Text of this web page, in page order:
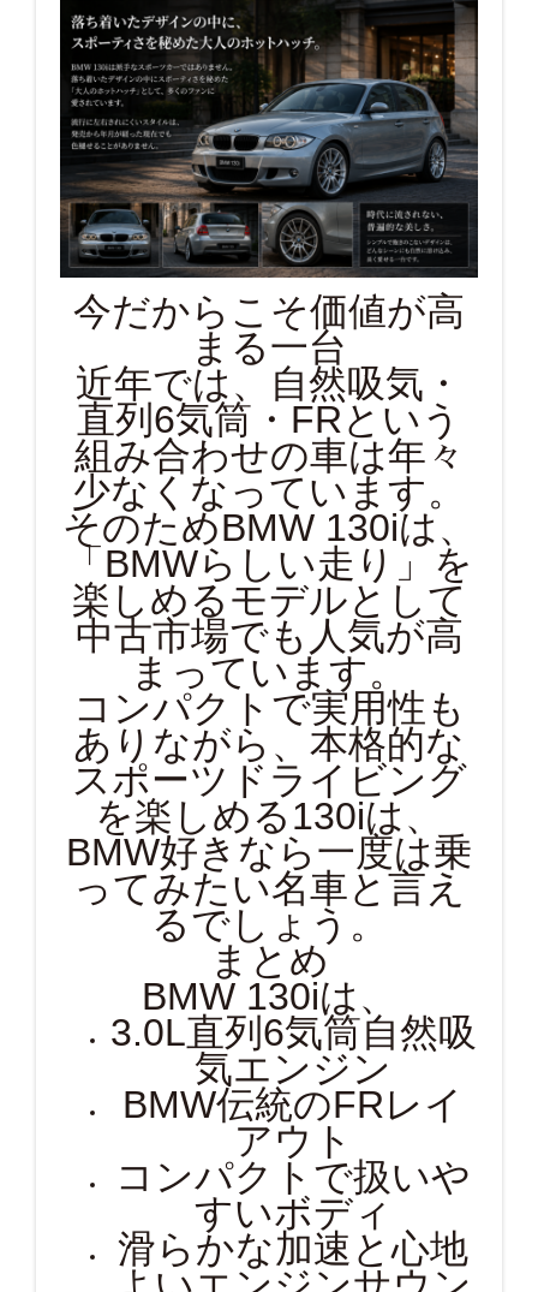
今だからこそ価値が高
まる一台
近年では、自然吸気・
直列6気筒・FRという
組み合わせの車は年々
少なくなっています。
そのためBMW 130iは、
「BMWらしい走り」を
楽しめるモデルとして
中古市場でも人気が高
まっています。
コンパクトで実用性も
ありながら、本格的な
スポーツドライビング
を楽しめる130iは、
BMW好きなら一度は乗
ってみたい名車と言え
るでしょう。
まとめ
BMW 130iは、
3.0L直列6気筒自然吸
気エンジン
BMW伝統のFRレイ
アウト
コンパクトで扱いや
すいボディ
滑らかな加速と心地